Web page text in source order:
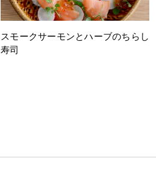
スモークサーモンとハーブのちらし
寿司